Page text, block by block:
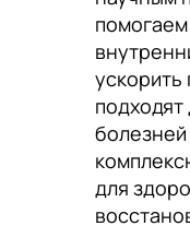
для